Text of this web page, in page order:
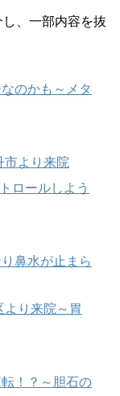
、一部内容を抜
のかも～メタ
市より来院
ロールしよう
鼻水が止まら
より来院～胃
！？～胆石の